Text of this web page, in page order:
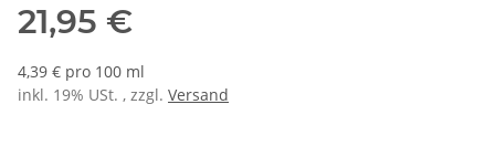
21,95 €
4,39 € pro 100 ml
inkl. 19% USt. , zzgl. Versand